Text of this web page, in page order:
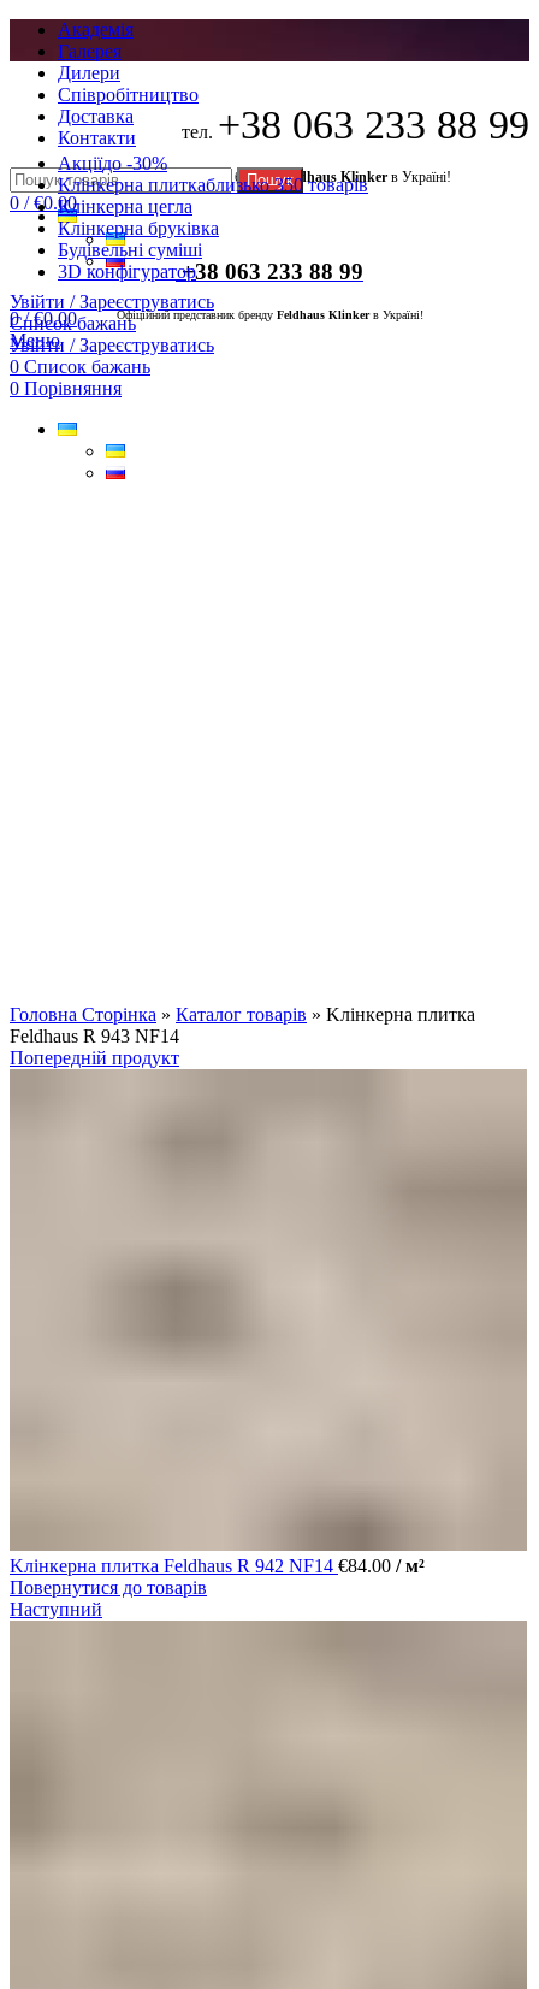
Академія
Галерея
Дилери
Cпівробітництво
Доставка
Контакти
Офіційний представник брендуFeldhaus Klinkerв Україні!
Увійти / Зареєструватись
Список бажань
Увійти / Зареєструватись
0 Список бажань
0 Порівняння
тел. +38 063 233 88 99
Пошук
0 / €0.00
+38 063 233 88 99
0/ €0.00
Меню
Акціїдо -30%
Клінкерна плиткаблизько 350 товарів
Клінкерна цегла
Клінкерна бруківка
Будівельні суміші
3D конфігуратор
Офіційний представник бренду Feldhaus Klinkerв Україні!
Головна Сторінка » Каталог товарів » Kлінкерна плитка
Feldhaus R 943 NF14
Попередній продукт
Kлінкерна плитка Feldhaus R 942 NF14 €84.00 / м²
Повернутися до товарів
Наступний